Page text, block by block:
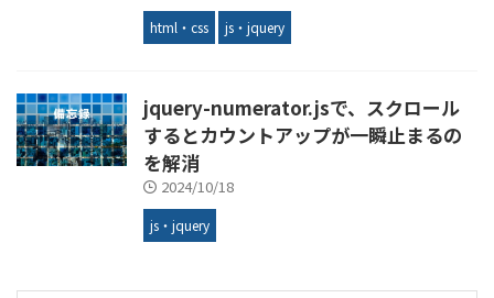
html・css js・jquery
jquery-numerator.jsで、スクロール
するとカウントアップが一瞬止まるの
を解消
2024/10/18
js・jquery